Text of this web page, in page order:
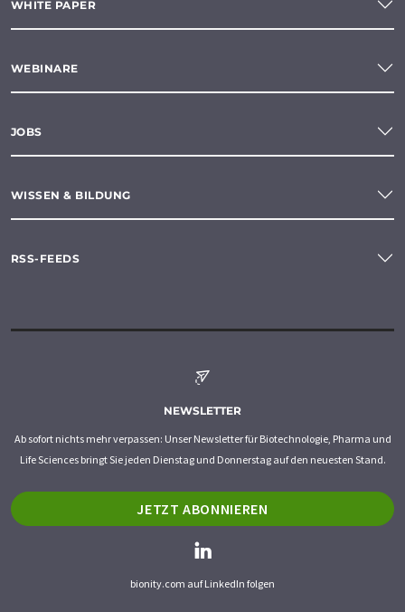
WHITE PAPER
WEBINARE
JOBS
WISSEN & BILDUNG
RSS-FEEDS
NEWSLETTER
Ab sofort nichts mehr verpassen: Unser Newsletter für Biotechnologie, Pharma und
Life Sciences bringt Sie jeden Dienstag und Donnerstag auf den neuesten Stand.
JETZT ABONNIEREN
bionity.com auf LinkedIn folgen